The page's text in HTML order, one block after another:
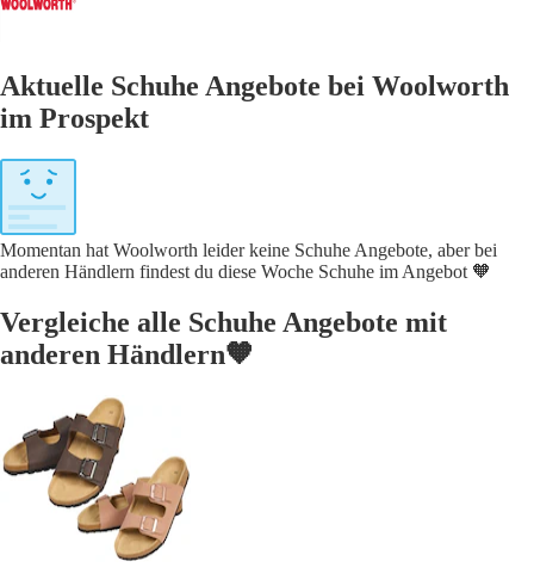
Aktuelle Schuhe Angebote bei Woolworth
im Prospekt
Momentan hat Woolworth leider keine Schuhe Angebote, aber bei
anderen Händlern findest du diese Woche Schuhe im Angebot 🧡
Vergleiche alle Schuhe Angebote mit
anderen Händlern🧡